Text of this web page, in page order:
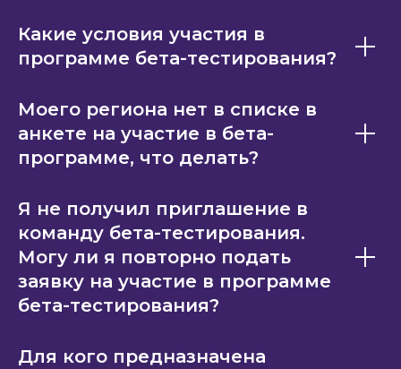
Какие условия участия в
программе бета-тестирования?
Моего региона нет в списке в
анкете на участие в бета-
программе, что делать?
Я не получил приглашение в
команду бета-тестирования.
Могу ли я повторно подать
заявку на участие в программе
бета-тестирования?
Для кого предназначена